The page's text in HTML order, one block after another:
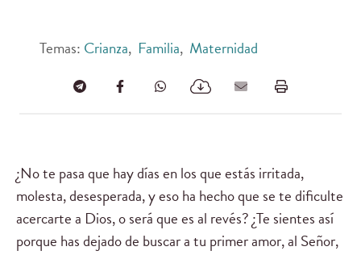
Temas: Crianza, Familia, Maternidad
¿No te pasa que hay días en los que estás irritada,
molesta, desesperada, y eso ha hecho que se te dificulte
acercarte a Dios, o será que es al revés? ¿Te sientes así
porque has dejado de buscar a tu primer amor, al Señor,